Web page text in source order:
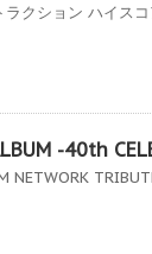
クション ハイス
-40th
NETWORK